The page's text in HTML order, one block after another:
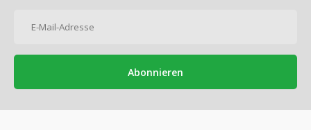
Abonnieren